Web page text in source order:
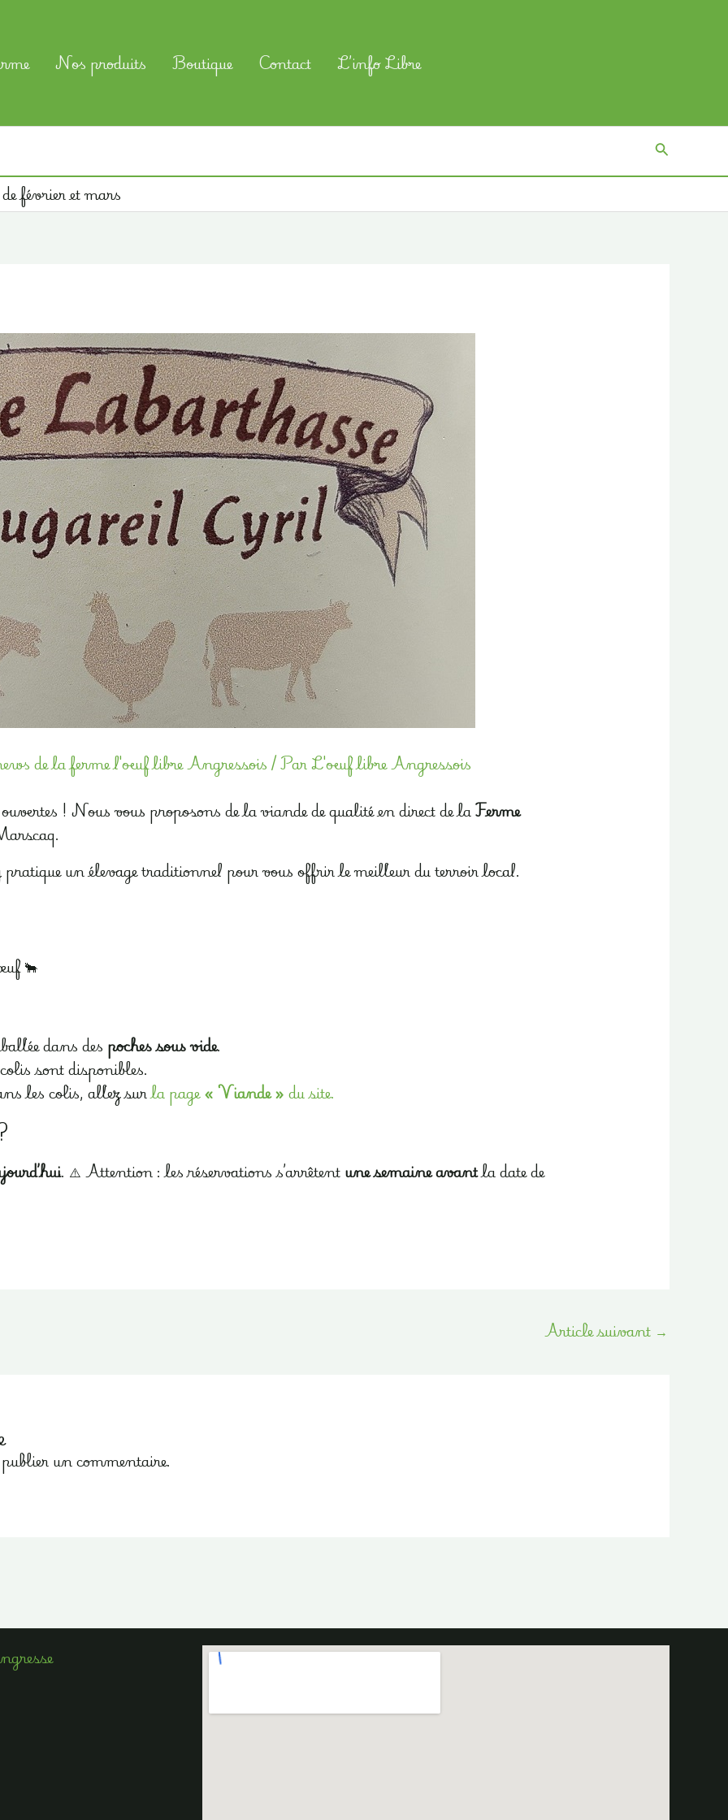
Nos produits Boutique Contact L’info Libre
février et mars
de la ferme l'oeuf libre Angressois/ ParL'oeuf libre Angressois
! Nous vous proposons de la viande de qualité en direct de laFerme
pratique un élevage traditionnel pour vous offrir le meilleur du terroir local.
🐂
dans des poches sous vide.
sont disponibles.
les colis, allez surla page« Viande »du site.
. ⚠️ Attention : les réservations s’arrêtentune semaine avantla date de
Article suivant →
un commentaire.